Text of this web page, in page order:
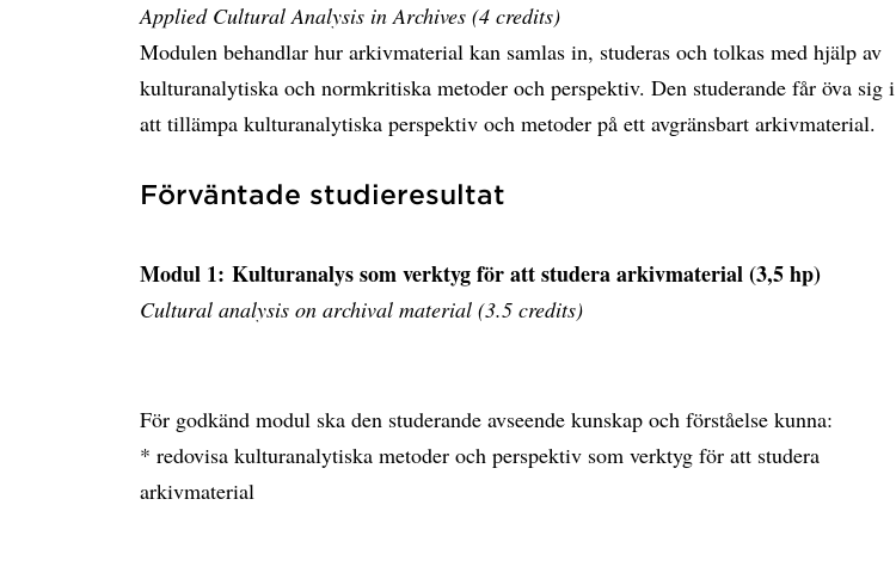
Applied Cultural Analysis in Archives (4 credits)
Modulen behandlar hur arkivmaterial kan samlas in, studeras och tolkas med hjälp av
kulturanalytiska och normkritiska metoder och perspektiv. Den studerande får öva sig i
att tillämpa kulturanalytiska perspektiv och metoder på ett avgränsbart arkivmaterial.
Förväntade studieresultat
Modul 1: Kulturanalys som verktyg för att studera arkivmaterial (3,5 hp)
Cultural analysis on archival material (3.5 credits)
För godkänd modul ska den studerande avseende kunskap och förståelse kunna:
* redovisa kulturanalytiska metoder och perspektiv som verktyg för att studera
arkivmaterial